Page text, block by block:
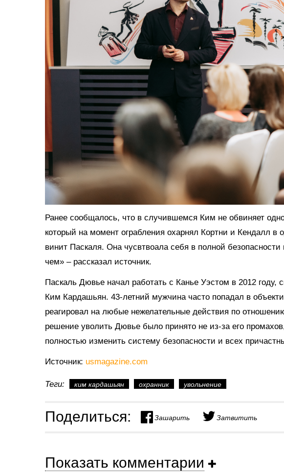
Ранее сообщалось, что в случившемся Ким не обвиняет
который на момент ограбления охарнял Кортни и Кендалл
винит Паскаля. Она чусвтвоала себя в полной
чем» – рассказал источник.
Паскаль Дювье начал работать с Канье Уэстом в 2012 году,
Ким Кардашьян. 43-летний мужчина часто попадал в
реагировал на любые нежелательные действия по
решение уволить Дювье было принято не из-за его
полностью изменить систему безопасности и всех
Источник: usmagazine.com
Теги: ким кардашьян охранник увольнение
Поделиться: Зашарить Затвитить
Показать комментарии